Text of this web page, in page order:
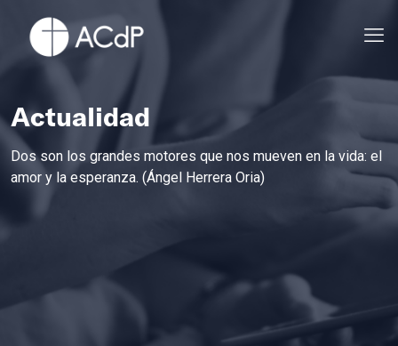
Actualidad
Dos son los grandes motores que nos mueven en la vida: el
amor y la esperanza. (Ángel Herrera Oria)